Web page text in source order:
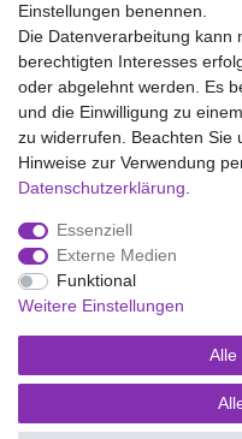
14
Impressum
Widerrufs­recht
Einstellungen benennen.
Die Datenverarbeitung kann
berechtigten Interesses
oder abgelehnt werden. Es
und die Einwilligung zu
zu widerrufen. Beachten Sie
Hinweise zur Verwendung
Daten­schutz­erklärung
Essenziell
Externe Medien
Funktional
Weitere Einstellungen
Alle